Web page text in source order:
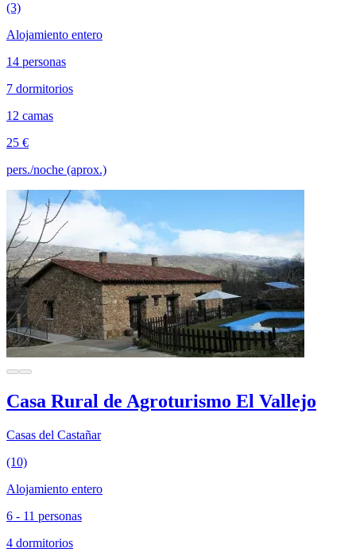
(3)
Alojamiento entero
14 personas
7 dormitorios
12 camas
25 €
pers./noche (aprox.)
Casa Rural de Agroturismo El Vallejo
Casas del Castañar
(10)
Alojamiento entero
6 - 11 personas
4 dormitorios